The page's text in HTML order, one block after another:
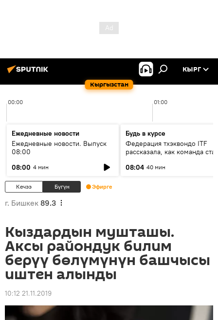
Кыргызстан
КЫРГ
00:00 01:00
Ежедневные новости
Ежедневные новости. Выпуск
08:00
08:00 4 мин
Будь в курсе
Федерация тхэквондо ITF
рассказала, как команда
08:04 40 мин
Кечээ Бүгүн Эфирге
г. Бишкек 89.3
Кыздардын мушташы.
Аксы райондук билим
берүү бөлүмүнүн башчысы
иштен алынды
10:12 21.11.2019